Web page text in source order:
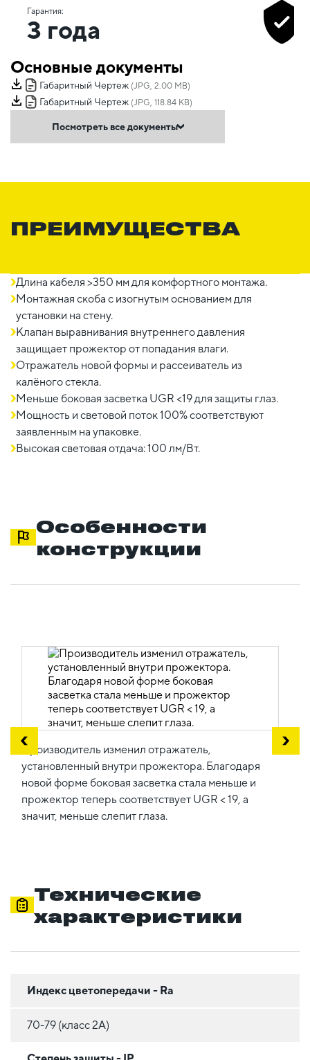
Гарантия:
3 года
Основные документы
Габаритный Чертеж (JPG, 2.00 MB)
Габаритный Чертеж (JPG, 118.84 KB)
Посмотреть все документы
ПРЕИМУЩЕСТВА
Длина кабеля >350 мм для комфортного монтажа.
Монтажная скоба с изогнутым основанием для
установки на стену.
Клапан выравнивания внутреннего давления
защищает прожектор от попадания влаги.
Отражатель новой формы и рассеиватель из
калёного стекла.
Меньше боковая засветка UGR <19 для защиты глаз.
Мощность и световой поток 100% соответствуют
заявленным на упаковке.
Высокая световая отдача: 100 лм/Вт.
Особенности
конструкции
Производитель изменил отражатель,
установленный внутри прожектора. Благодаря
новой форме боковая засветка стала меньше и
прожектор теперь соответствует UGR < 19, а
значит, меньше слепит глаза.
Технические
характеристики
Индекс цветопередачи - Ra
70-79 (класс 2A)